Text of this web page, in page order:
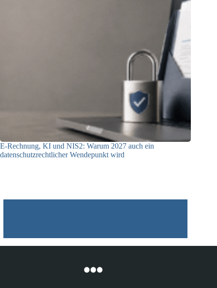
E-Rechnung, KI und NIS2: Warum 2027 auch ein
datenschutzrechtlicher Wendepunkt wird